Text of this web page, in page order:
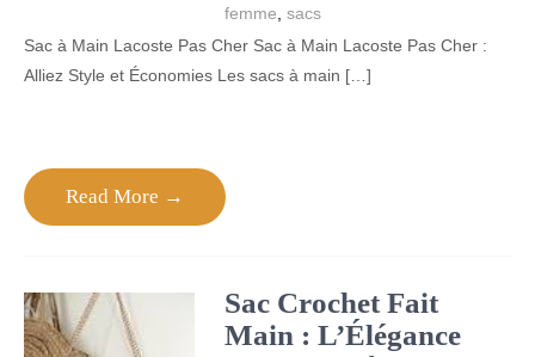
femme sacs
Sac à Main Lacoste Pas Cher Sac à Main Lacoste Pas Cher :
Alliez Style et Économies Les sacs à main […]
Read More →
Sac Crochet Fait
Main : L’Élégance